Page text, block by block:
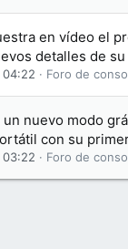
en vídeo el
detalles de
04:22 Foro de
un nuevo modo
con su
03:22 Foro de